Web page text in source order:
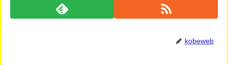
kobeweb